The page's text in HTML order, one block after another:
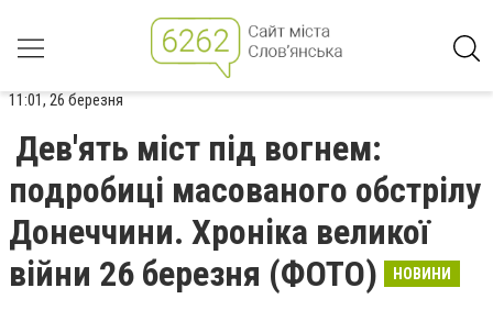
11:01, 26 березня
Дев'ять міст під вогнем:
подробиці масованого обстрілу
Донеччини. Хроніка великої
війни 26 березня (ФОТО)
НОВИНИ